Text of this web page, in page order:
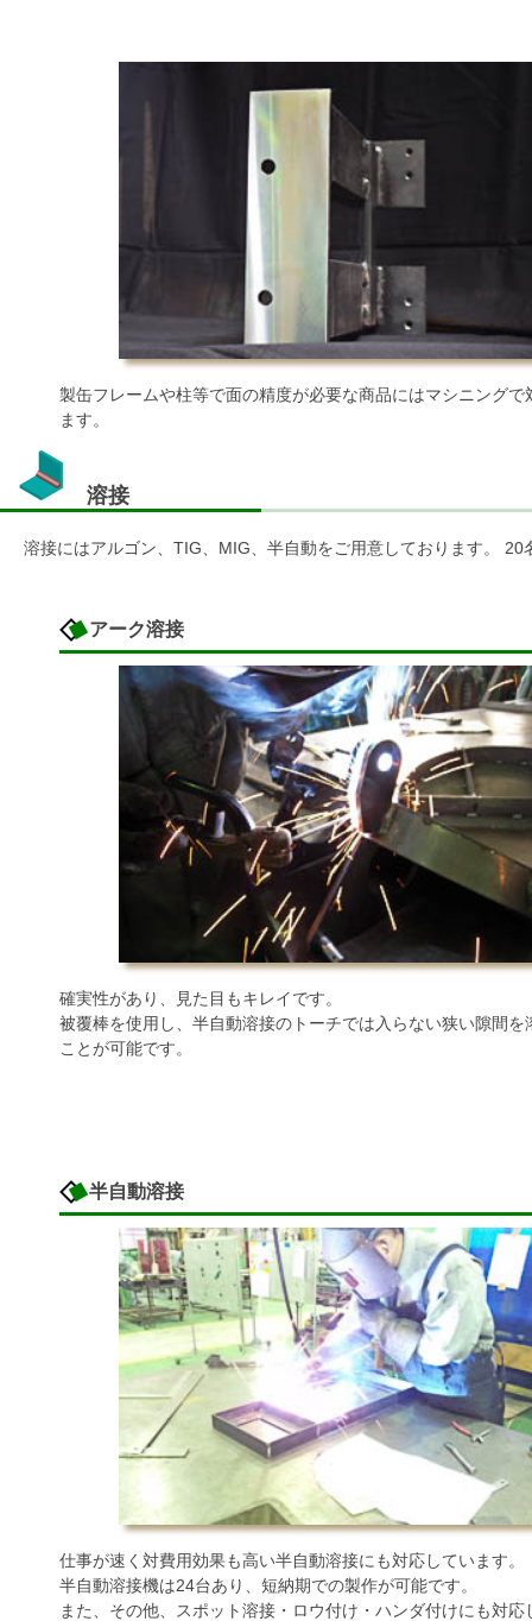
製缶フレームや柱等で面の精度が必要な商品にはマシニングで
ます。
溶接
溶接にはアルゴン、TIG、MIG、半自動をご用意しております。
アーク溶接
確実性があり、見た目もキレイです。
被覆棒を使用し、半自動溶接のトーチでは入らない狭い隙間を
ことが可能です。
半自動溶接
仕事が速く対費用効果も高い半自動溶接にも対応しています。
半自動溶接機は24台あり、短納期での製作が可能です。
また、その他、スポット溶接・ロウ付け・ハンダ付けにも対応